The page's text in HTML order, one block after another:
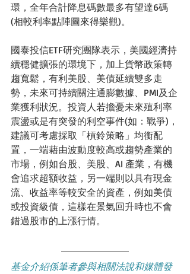
環，全年合計降息碼數最多有望達6碼
(相較利率點陣圖來得樂觀)。
國泰投信ETF研究團隊表示，美國經濟持
續穩健擴張的環境下，加上貨幣政策轉
趨寬鬆，有利美股、美債延續雙多走
勢，未來可持續關注通膨數據、PMI及企
業獲利狀況。投資人若擔憂未來殖利率
震盪或是有突發的利空事件(如：戰爭)，
建議可考慮採取「槓鈴策略」均衡配
置，一端藉由波動度較高或趨勢產業的
市場，例如台股、美股、AI 產業，有機
會追求超額收益，另一端則以具有現金
流、收益率等較安全的資產，例如美債
或投資級債，這樣在景氣回升時也不會
錯過股市的上漲行情。
基金介紹係筆者參與相關法說和媒體發